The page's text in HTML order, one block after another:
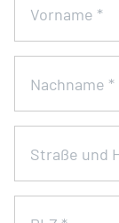
Vorname *
Nachname *
Straße und